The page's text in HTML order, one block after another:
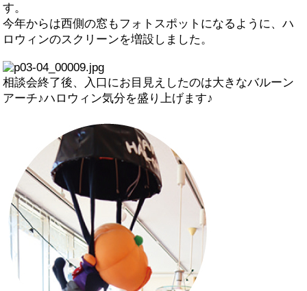
す。
今年からは西側の窓もフォトスポットになるように、ハ
ロウィンのスクリーンを増設しました。
相談会終了後、入口にお目見えしたのは大きなバルーン
アーチ♪ハロウィン気分を盛り上げます♪